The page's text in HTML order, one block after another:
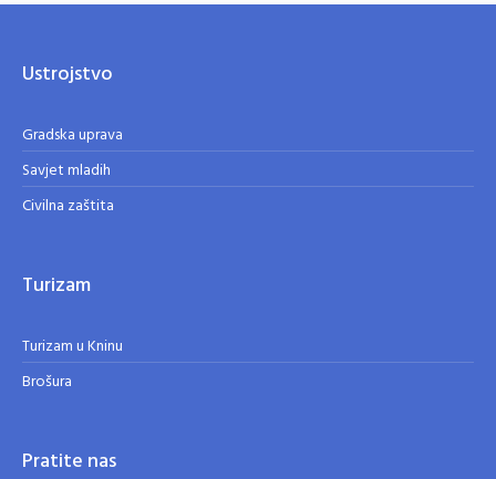
Ustrojstvo
Gradska uprava
Savjet mladih
Civilna zaštita
Turizam
Turizam u Kninu
Brošura
Pratite nas